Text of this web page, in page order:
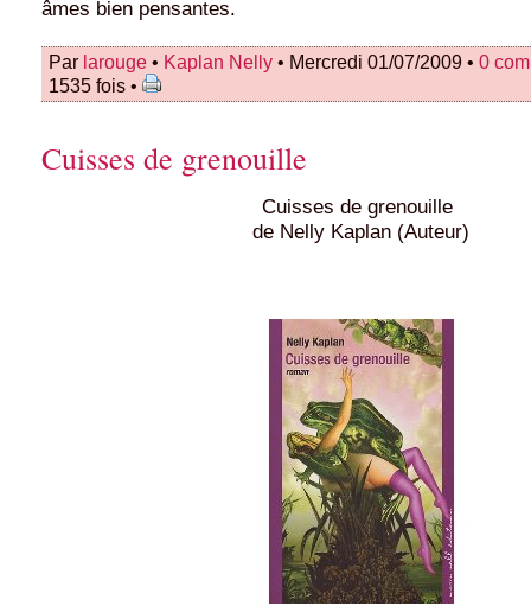
âmes bien pensantes.
Par larouge • Kaplan Nelly • Mercredi 01/07/2009 • 0
1535 fois •
Cuisses de grenouille
Cuisses de grenouille
de Nelly Kaplan (Auteur)